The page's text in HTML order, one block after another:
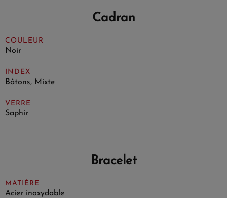
Cadran
COULEUR
Noir
INDEX
Bâtons, Mixte
VERRE
Saphir
Bracelet
MATIÈRE
Acier inoxydable